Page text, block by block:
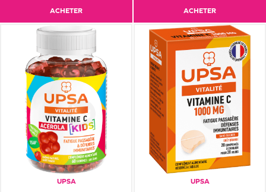
ACHETER ACHETER
UPSA
UPSA